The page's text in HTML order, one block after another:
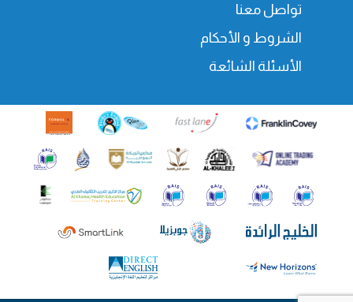
تواصل معنا
الشروط و الأحكام
الأسئلة الشائعة